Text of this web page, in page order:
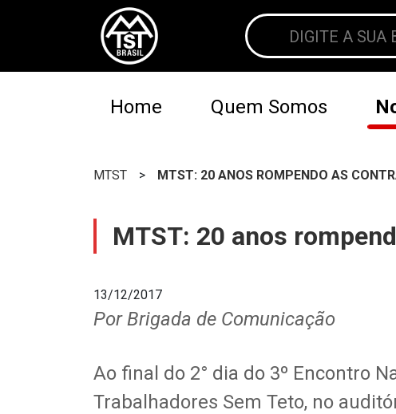
Home Quem Somos
MTST > MTST: 20 ANOS ROMPENDO AS
MTST: 20 anos
13/12/2017
Por Brigada de Comunicação
Ao final do 2° dia do 3º Encontro
Trabalhadores Sem Teto, no